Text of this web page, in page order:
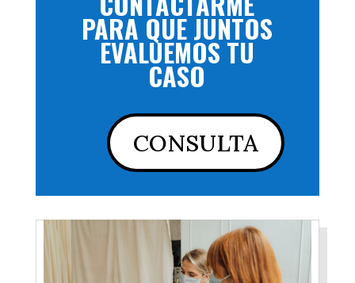
PARA QUE JUNTOS
EVALUEMOS TU
CASO
CONSULTA